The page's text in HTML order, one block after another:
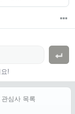
!
심사 목록